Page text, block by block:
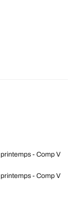
- Comp V
- Comp V